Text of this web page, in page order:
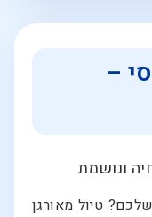
–
ונושמת
טיול מאורגן